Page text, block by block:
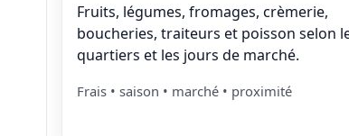
Fruits, légumes, fromages, crèmerie,
boucheries, traiteurs et poisson selon
quartiers et les jours de marché.
Frais • saison • marché • proximité